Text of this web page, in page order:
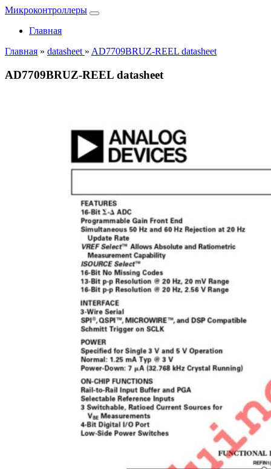
Микроконтроллеры
Главная
Главная » datasheet » AD7709BRUZ-REEL datasheet
AD7709BRUZ-REEL datasheet